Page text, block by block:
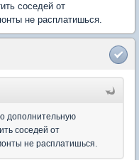
соседей от
не расплатишься.
дополнительную
соседей от
не расплатишься.